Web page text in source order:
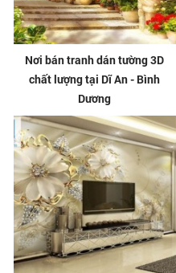
Nơi bán tranh dán tường 3D
chất lượng tại Dĩ An - Bình
Dương